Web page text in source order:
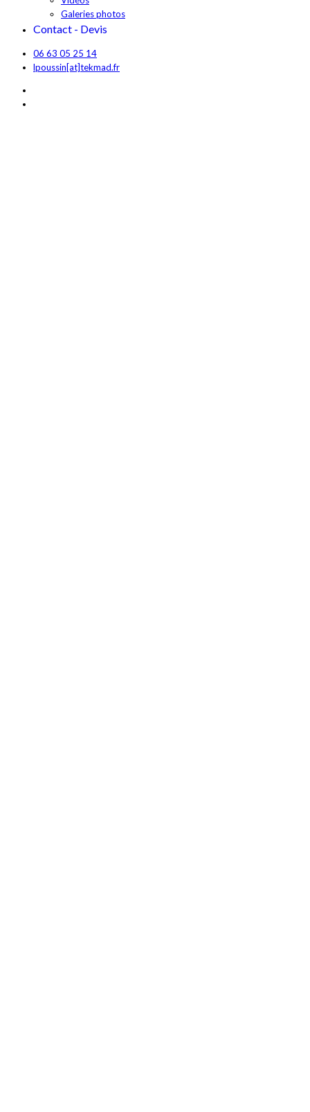
Galeries photos
Contact - Devis
06 63 05 25 14
lpoussin[at]tekmad.fr